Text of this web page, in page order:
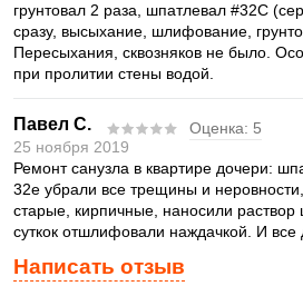
Написать отзыв
грунтовал 2 раза, шпатлевал #32С
сразу, высыхание, шлифование,
Пересыхания, сквозняков не было.
при пролитии стены водой.
Павел С. Оценка: 5
25 ноября 2019
Ремонт санузла в квартире дочери:
32е убрали все трещины и
старые, кирпичные, наносили
суткок отшлифовали наждачкой. И все